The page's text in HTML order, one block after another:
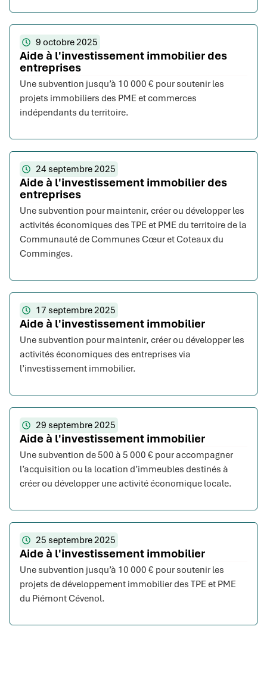
9 octobre 2025
Aide à l'investissement immobilier des
entreprises
Une subvention jusqu’à 10 000 € pour soutenir les
projets immobiliers des PME et commerces
indépendants du territoire.
24 septembre 2025
Aide à l'investissement immobilier des
entreprises
Une subvention pour maintenir, créer ou développer les
activités économiques des TPE et PME du territoire de la
Communauté de Communes Cœur et Coteaux du
Comminges.
17 septembre 2025
Aide à l'investissement immobilier
Une subvention pour maintenir, créer ou développer les
activités économiques des entreprises via
l’investissement immobilier.
29 septembre 2025
Aide à l'investissement immobilier
Une subvention de 500 à 5 000 € pour accompagner
l’acquisition ou la location d’immeubles destinés à
créer ou développer une activité économique locale.
25 septembre 2025
Aide à l'investissement immobilier
Une subvention jusqu’à 10 000 € pour soutenir les
projets de développement immobilier des TPE et PME
du Piémont Cévenol.